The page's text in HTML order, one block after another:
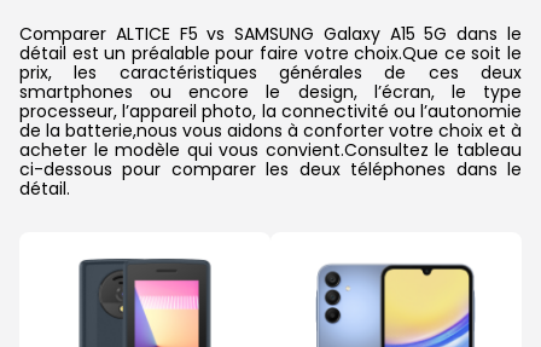
Comparer ALTICE F5 vs SAMSUNG Galaxy A15 5G dans le
détail est un préalable pour faire votre choix.Que ce soit le
prix, les caractéristiques générales de ces deux
smartphones ou encore le design, l’écran, le type
processeur, l’appareil photo, la connectivité ou l’autonomie
de la batterie,nous vous aidons à conforter votre choix et à
acheter le modèle qui vous convient.Consultez le tableau
ci-dessous pour comparer les deux téléphones dans le
détail.